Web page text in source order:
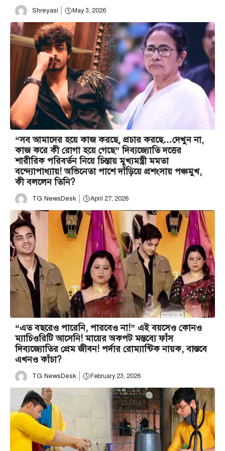
Shreyasi May 3, 2026
“সব আমাদের হয়ে কাজ করছে, প্রচার করছে…দেখুন না,
কাজ করে কী রোগা হয়ে গেছে” দিব্যজ্যোতি দত্তের
শারীরিক পরিবর্তন নিয়ে চিন্তায় মুখ্যমন্ত্রী মমতা
বন্দ্যোপাধ্যায়! অভিনেতা পাশে দাঁড়িয়ে প্রশংসায় পঞ্চমুখ,
কী বললেন তিনি?
TG NewsDesk April 27, 2026
“এত বছরেও পারেনি, পারবেও না!” এই বয়সেও কোনও
ম্যাচিওরিটি আসেনি! মায়ের অকপট মন্তব্যে ফাঁস
দিব্যজ্যোতির প্রেম জীবন! পর্দার রোম্যান্টিক নায়ক, বাস্তবে
এখনও কাঁচা?
TG NewsDesk February 23, 2026